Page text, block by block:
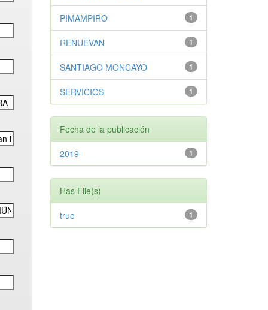
1
PIMAMPIRO
1
RENUEVAN
1
SANTIAGO MONCAYO
1
SERVICIOS
Fecha de la publicación
1
2019
Has File(s)
1
true